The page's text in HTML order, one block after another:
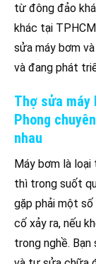
từ đông đảo
khác tại
sửa máy bơm
và đang phát
Thợ sửa máy
Phong
nhau
Máy bơm là loại
thì trong suốt
gặp phải một số
cố xảy ra, nếu
trong nghề.